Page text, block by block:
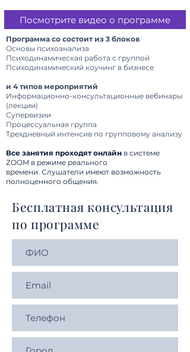
Посмотрите видео о программе
Программа со состоит из 3 блоков
Основы психоанализа
Психодинамическая работа с группой
Психодинамический коучинг в бизнесе
и 4 типов мероприятий
Информационно-консультационные вебинары
(лекции)
Супервизии
Процессуальная группа
Трехдневный интенсив по групповому анализу
Все занятия проходят онлайн в системе
ZOOM в режиме реального
времени. Слушатели имеют возможность
полноценного общения.
Бесплатная консультация
по программе